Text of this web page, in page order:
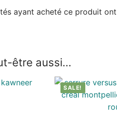
ayant acheté ce produit
être aussi…
SALE!